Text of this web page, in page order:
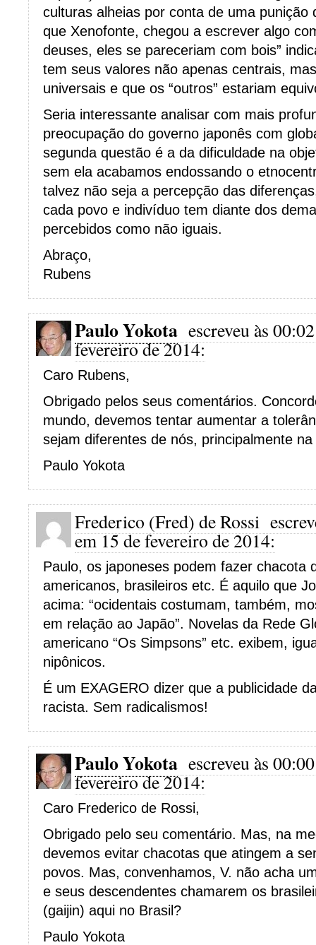
culturas alheias por conta de uma punição
que Xenofonte, chegou a escrever algo
deuses, eles se pareceriam com bois”
tem seus valores não apenas centrais,
universais e que os “outros” estariam
Seria interessante analisar com mais
preocupação do governo japonês com
segunda questão é a da dificuldade na
sem ela acabamos endossando o
talvez não seja a percepção das
cada povo e indivíduo tem diante dos
percebidos como não iguais.
Abraço,
Rubens
Paulo Yokota escreveu às
fevereiro de 2014:
Caro Rubens,
Obrigado pelos seus comentários.
mundo, devemos tentar aumentar a
sejam diferentes de nós, principalmente
Paulo Yokota
Frederico (Fred) de Rossi
em 15 de fevereiro de 2014:
Paulo, os japoneses podem fazer chacota
americanos, brasileiros etc. É aquilo que
acima: “ocidentais costumam, também,
em relação ao Japão”. Novelas da Rede
americano “Os Simpsons” etc. exibem,
nipônicos.
É um EXAGERO dizer que a publicidade
racista. Sem radicalismos!
Paulo Yokota escreveu às
fevereiro de 2014:
Caro Frederico de Rossi,
Obrigado pelo seu comentário. Mas, na
devemos evitar chacotas que atingem a
povos. Mas, convenhamos, V. não acha
e seus descendentes chamarem os
(gaijin) aqui no Brasil?
Paulo Yokota